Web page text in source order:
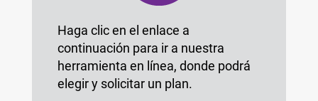
Haga clic en el enlace a
continuación para ir a nuestra
herramienta en línea, donde podrá
elegir y solicitar un plan.